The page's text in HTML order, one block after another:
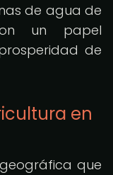
de agua de
un papel
de
en
que